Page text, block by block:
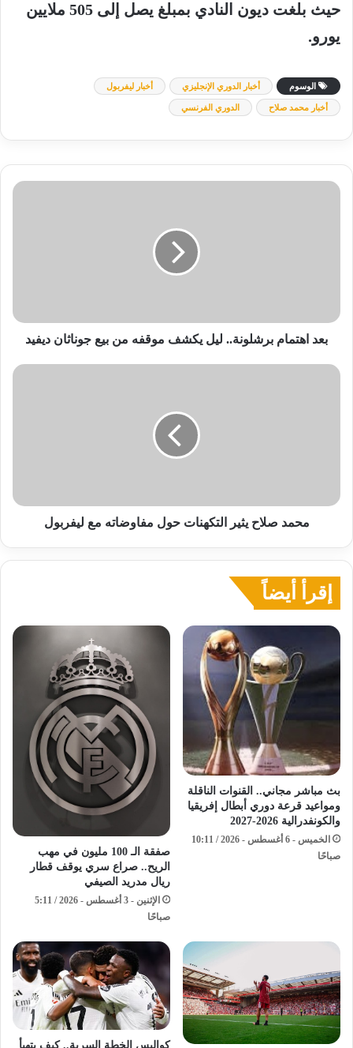
حيث بلغت ديون النادي بمبلغ يصل إلى
ملايين
يورو.
الوسوم أخبار الدوري الإنجليزي أخبار ليفربول
أخبار محمد صلاح الدوري الفرنسي
بعد
جوناثان
ديفيد
بعد اهتمام برشلونة.. ليل يكشف موقفه من بيع جوناثان ديفيد
محمد
محمد صلاح يثير التكهنات حول مفاوضاته مع ليفربول
إقرأ أيضاً
بث مباشر مجاني.. القنوات الناقلة
ومواعيد قرعة دوري أبطال إفريقيا
والكونفدرالية 2026-2027
الخميس - 6 أغسطس - 2026 / 10:11
صباحًا
صفقة الـ 100 مليون في مهب
الريح.. صراع سري يوقف قطار
ريال مدريد الصيفي
الإثنين - 3 أغسطس - 2026 / 5:11
صباحًا
كواليس الخطة السرية.. كيف يتهيأ